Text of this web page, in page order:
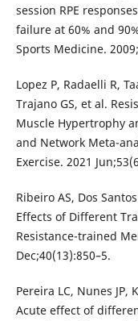
session RPE
failure at 60% and
Sports Medicine.
Lopez P, Radaelli R,
Trajano GS, et al.
Muscle Hypertrophy
and Network Meta-
Exercise. 2021
Ribeiro AS, Dos
Effects of Different
Resistance-trained
Dec;40(13):850–5.
Pereira LC, Nunes JP,
Acute effect of